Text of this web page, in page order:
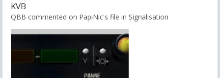
KVB
QBB commented on PapiNic's file in Signalisation